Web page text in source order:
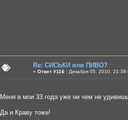
Re: СИСЬКИ или ПИВО?
« Ответ #116 : Декабря 05, 2010,
Меня в мои 33 года уже ни чем не
Да и Краву тоже!